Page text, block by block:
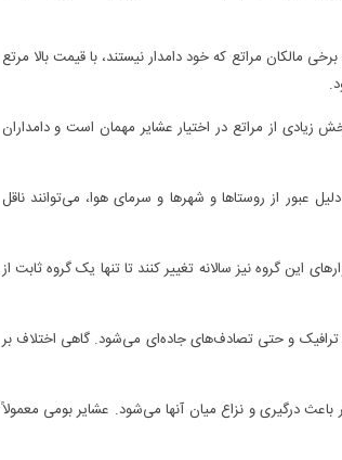
مالکان مراتع که خود دامدار نیستند، با قیمت بالا مرتع
زیادی از مراتع در اختیار عشایر مهمان است و دامداران
عبور از روستاها و شهرها و سرمای هوا، می‌توانند ناقل
این گروه نیز سالانه تغییر کنند تا تنها یک گروه ثابت از
ترافیک و حتی تصادف‌های جاده‌ای می‌شود. گاهی اختلاف بر
باعث درگیری و نزاع میان آنها می‌شود. عشایر بومی معمولاً